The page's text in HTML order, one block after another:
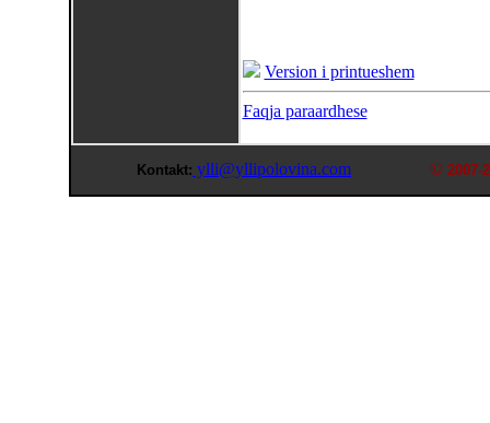
Version i printueshem
Faqja paraardhese
Kontakt: ylli@yllipolovina.com © 2007-